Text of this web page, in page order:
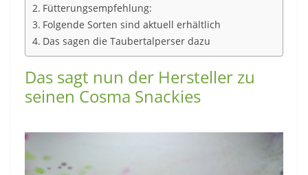
Fütterungsempfehlung:
Folgende Sorten sind aktuell erhältlich
Das sagen die Taubertalperser dazu
Das sagt nun der Hersteller zu
seinen Cosma Snackies